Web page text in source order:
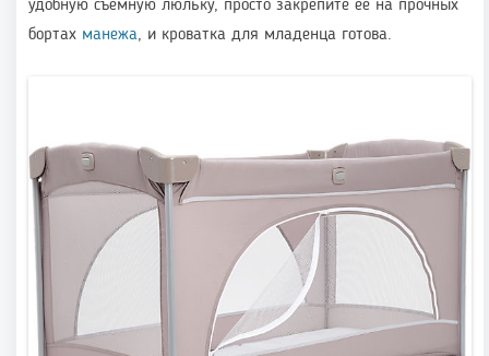
удобную съёмную люльку, просто закрепите её на прочных
бортах манежа, и кроватка для младенца готова.